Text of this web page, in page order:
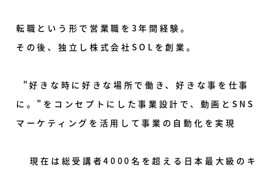
転職という形で営業職を3年間経験。
その後、独立し株式会社SOLを創業。
"好きな時に好きな場所で働き、好きな事を仕事
に。"をコンセプトにした事業設計で、動画とSNS
マーケティングを活用して事業の自動化を実現
現在は総受講者4000名を超える日本最大級のキ